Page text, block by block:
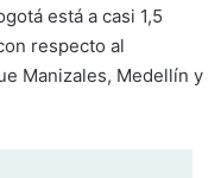
está a casi 1,5
respecto al
Manizales, Medellín y